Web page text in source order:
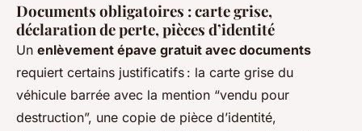
Documents obligatoires : carte grise,
déclaration de perte, pièces d’identité
Un enlèvement épave gratuit avec documents
requiert certains justificatifs : la carte grise du
véhicule barrée avec la mention “vendu pour
destruction”, une copie de pièce d’identité,